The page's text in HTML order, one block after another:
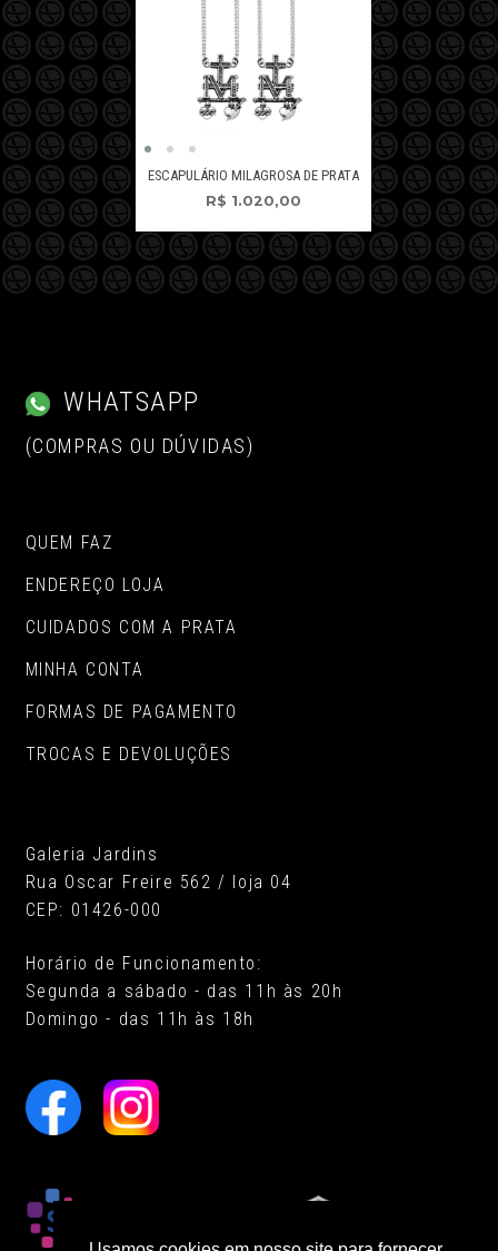
ESCAPULÁRIO MILAGROSA DE PRATA
R$ 1.020,00
WHATSAPP
(COMPRAS OU DÚVIDAS)
QUEM FAZ
ENDEREÇO LOJA
CUIDADOS COM A PRATA
MINHA CONTA
FORMAS DE PAGAMENTO
TROCAS E DEVOLUÇÕES
Galeria Jardins
Rua Oscar Freire 562 / loja 04
CEP: 01426-000
Horário de Funcionamento:
Segunda a sábado - das 11h às 20h
Domingo - das 11h às 18h